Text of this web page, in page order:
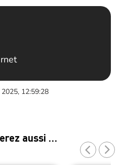
12:59:28
aussi …